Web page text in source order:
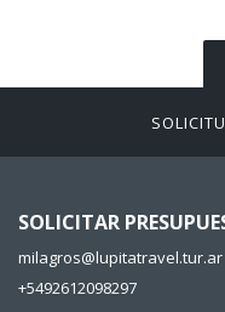
SOLICITAR
milagros@lupitatravel.tur.ar
+5492612098297